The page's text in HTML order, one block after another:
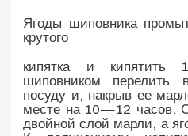
Ягоды шиповника
крутого
кипятка и
шиповником перелить
посуду и, накрыв ее
месте на 10—12 часов.
двойной слой марли, а